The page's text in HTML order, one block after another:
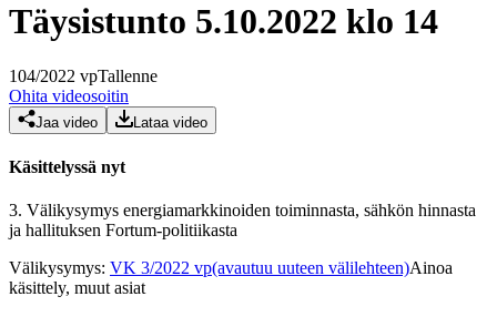
Täysistunto 5.10.2022 klo 14
104/2022 vpTallenne
Ohita videosoitin
Jaa video Lataa video
Käsittelyssä nyt
3. Välikysymys energiamarkkinoiden toiminnasta, sähkön hinnasta
ja hallituksen Fortum-politiikasta
Välikysymys: VK 3/2022 vp(avautuu uuteen välilehteen)Ainoa
käsittely, muut asiat